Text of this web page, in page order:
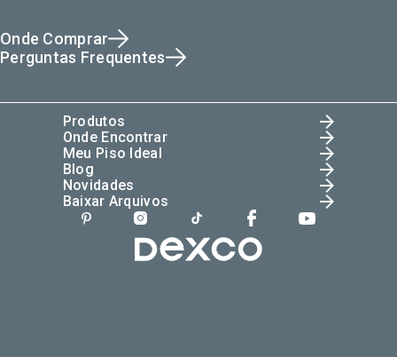
Onde Comprar
Perguntas Frequentes
Produtos
Onde Encontrar
Meu Piso Ideal
Blog
Novidades
Baixar Arquivos